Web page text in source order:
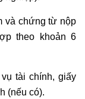
và chứng từ nộp
theo khoản 6
tài chính, giấy
(nếu có).